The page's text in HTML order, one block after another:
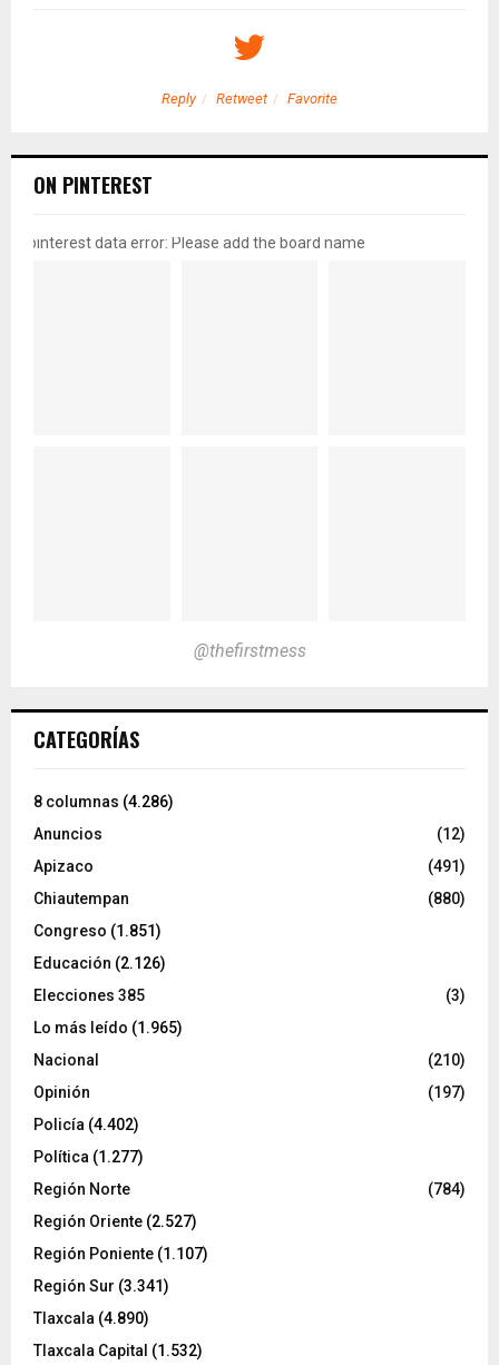
Reply Retweet Favorite
ON PINTEREST
pinterest data error: Please add the board name
@thefirstmess
CATEGORÍAS
8 columnas (4.286)
Anuncios
(12)
Apizaco
(491)
Chiautempan
(880)
Congreso (1.851)
Educación (2.126)
Elecciones 385
(3)
Lo más leído (1.965)
Nacional
(210)
Opinión
(197)
Policía (4.402)
Política (1.277)
Región Norte
(784)
Región Oriente (2.527)
Región Poniente (1.107)
Región Sur (3.341)
Tlaxcala (4.890)
Tlaxcala Capital (1.532)